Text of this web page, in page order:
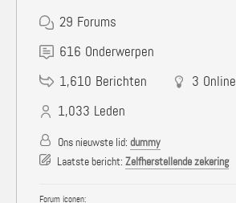
29 Forums
616 Onderwerpen
1,610 Berichten 3 Online
1,033 Leden
Ons nieuwste lid: dummy
Laatste bericht: Zelfherstellende zekering
Forum iconen: